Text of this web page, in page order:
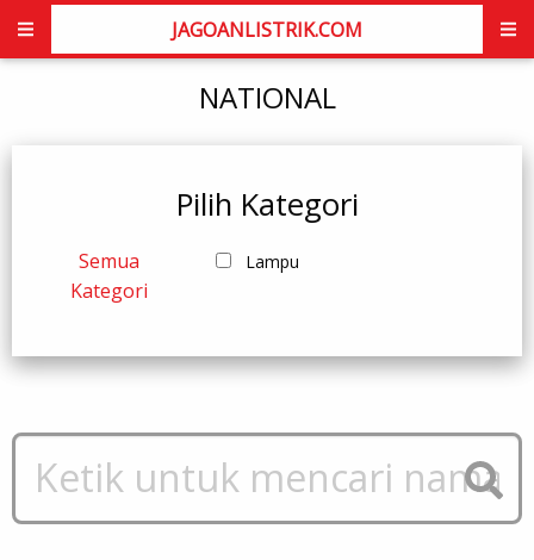
JAGOANLISTRIK.COM
NATIONAL
Pilih Kategori
Semua
Kategori
Lampu